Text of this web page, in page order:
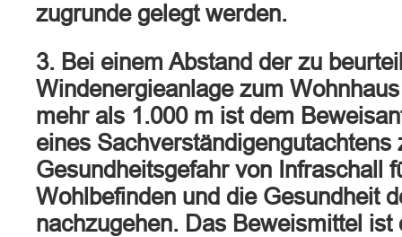
zugrunde gelegt werden.
3. Bei einem Abstand der zu
Windenergieanlage zum
mehr als 1.000 m ist dem
eines Sachverständigengutachtens
Gesundheitsgefahr von Infraschall
Wohlbefinden und die Gesundheit
nachzugehen. Das Beweismittel ist